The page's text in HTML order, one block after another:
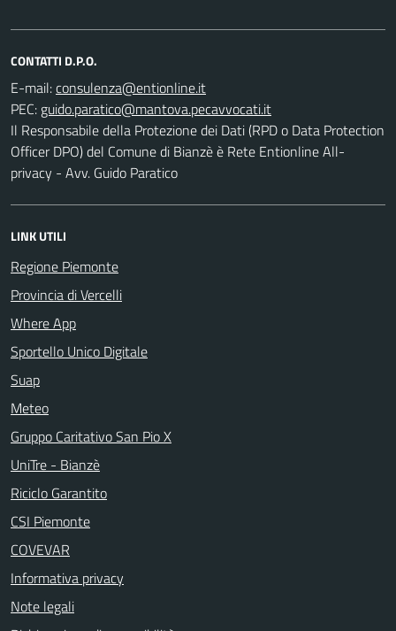
CONTATTI D.P.O.
E-mail:
PEC:
Il Responsabile della Protezione dei Dati (RPD o Data Protection
Officer DPO) del Comune di Bianzè è Rete Entionline All-
privacy - Avv. Guido Paratico
LINK UTILI
Regione Piemonte
Provincia di Vercelli
Where App
Sportello Unico Digitale
Suap
Meteo
Gruppo Caritativo San Pio X
UniTre - Bianzè
Riciclo Garantito
CSI Piemonte
COVEVAR
Informativa privacy
Note legali